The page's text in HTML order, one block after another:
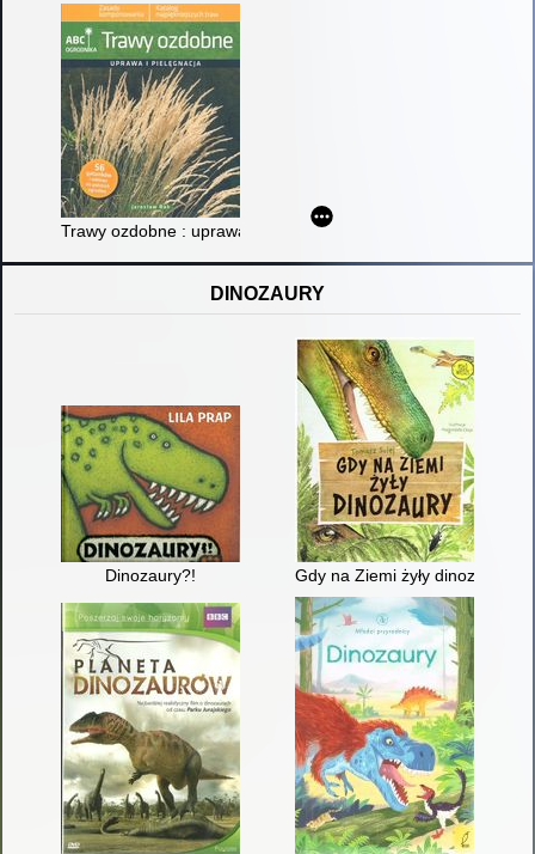
Trawy ozdobne : uprawa i pielęgnacja
DINOZAURY
Dinozaury?! Gdy na Ziemi żyły dinozaury